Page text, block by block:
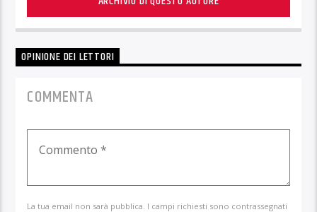
OPINIONE DEI LETTORI
COMMENTA
La tua email non sarà pubblica. I campi richiesti sono contrassegnati